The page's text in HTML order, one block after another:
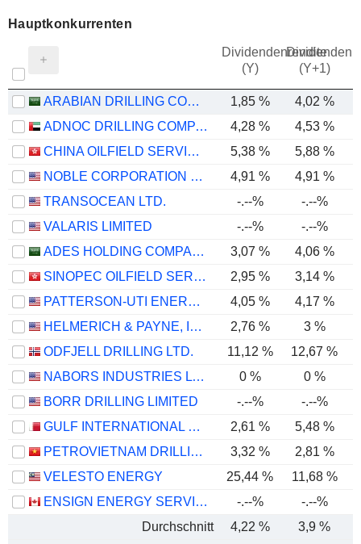
Hauptkonkurrenten
Dividendenrendite
(Y)
(Y+1)
ARABIAN DRILLING COMPANY 1,85 % 4,02 %
ADNOC DRILLING COMPANY
4,28 % 4,53 %
CHINA OILFIELD SERVICES LIMITED
5,38 %
5,88 %
NOBLE CORPORATION PLC
4,91 % 4,91 %
TRANSOCEAN LTD.
-.--% -.--%
VALARIS LIMITED
-.--% -.--%
ADES HOLDING COMPANY
3,07 % 4,06 %
SINOPEC OILFIELD SERVICE CORPORATION
2,95 % 3,14 %
PATTERSON-UTI ENERGY, INC.
4,05 % 4,17 %
HELMERICH & PAYNE, INC.
2,76 % 3 %
ODFJELL DRILLING LTD.
11,12 %
12,67 %
NABORS INDUSTRIES LTD.
0 %
0 %
BORR DRILLING LIMITED
-.--% -.--%
GULF INTERNATIONAL SERVICES Q.P.S.C.
2,61 %
5,48 %
PETROVIETNAM DRILLING AND WELL SERVICES CORPORATION
3,32 % 2,81 %
VELESTO ENERGY
25,44 % 11,68 %
ENSIGN ENERGY SERVICES INC.
-.--% -.--%
Durchschnitt
4,22 %
3,9 %